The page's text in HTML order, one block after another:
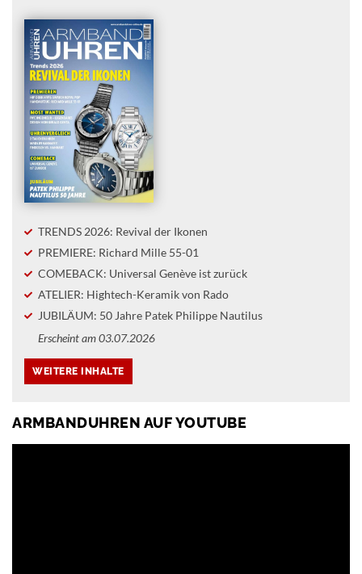
TRENDS 2026: Revival der Ikonen
PREMIERE: Richard Mille 55-01
COMEBACK: Universal Genève ist zurück
ATELIER: Hightech-Keramik von Rado
JUBILÄUM: 50 Jahre Patek Philippe Nautilus
Erscheint am 03.07.2026
ARMBANDUHREN AUF YOUTUBE